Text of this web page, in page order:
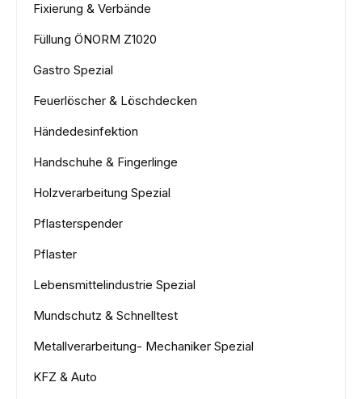
Fixierung & Verbände
Füllung ÖNORM Z1020
Gastro Spezial
Feuerlöscher & Löschdecken
Händedesinfektion
Handschuhe & Fingerlinge
Holzverarbeitung Spezial
Pflasterspender
Pflaster
Lebensmittelindustrie Spezial
Mundschutz & Schnelltest
Metallverarbeitung- Mechaniker Spezial
KFZ & Auto